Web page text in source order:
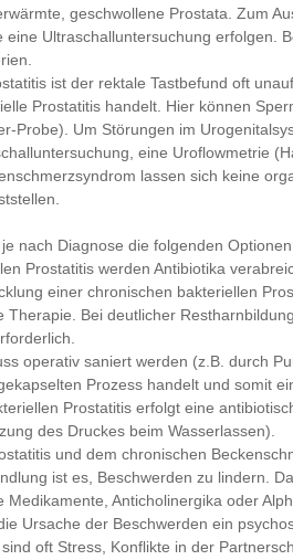
geschwollene Prostata. Zum
eine Ultraschalluntersuchung erfolgen.
ist der rektale Tastbefund oft
Prostatitis handelt. Hier können
Probe). Um Störungen im
eine Uroflowmetrie
lassen sich keine
nach Diagnose die folgenden
Prostatitis werden Antibiotika
einer chronischen bakteriellen
Therapie. Bei deutlicher
operativ saniert werden (z.B. durch
Prozess handelt und somit
Prostatitis erfolgt eine
des Druckes beim Wasserlassen).
und dem chronischen
ist es, Beschwerden zu lindern.
Anticholinergika oder
Ursache der Beschwerden ein
oft Stress, Konflikte in der